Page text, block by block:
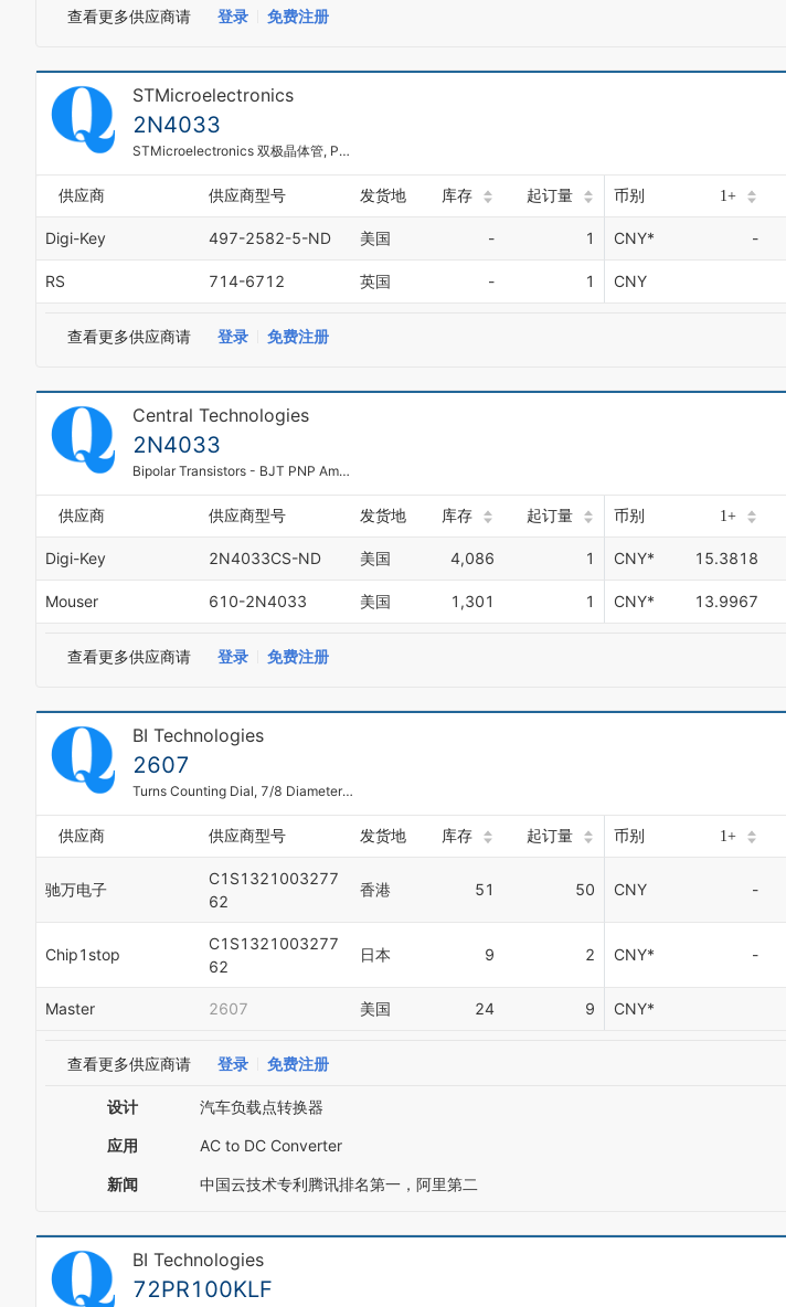
查看更多供应商请 登录 免费注册
STMicroelectronics
2N4033
STMicroelectronics 双极晶体管, PNP, 最大直流集电极电流 1 A, TO-39封装, 3引脚
供应商 供应商型号 发货地 库存 起订量 币别 1+
Digi-Key 497-2582-5-ND 美国 - 1 CNY* -
RS 714-6712 英国 - 1 CNY
查看更多供应商请 登录 免费注册
Central Technologies
2N4033
Bipolar Transistors - BJT PNP Ampl/Switch
供应商 供应商型号 发货地 库存 起订量 币别 1+
Digi-Key 2N4033CS-ND 美国 4,086 1 CNY* 15.3818
Mouser 610-2N4033 美国 1,301 1 CNY* 13.9967
查看更多供应商请 登录 免费注册
BI Technologies
2607
Turns Counting Dial, 7/8 Diameter Analog Turns Counting Dial
供应商 供应商型号 发货地 库存 起订量 币别 1+
驰万电子
C1S1321003277
62
香港 51 50 CNY -
Chip1stop
C1S1321003277
62
日本 9 2 CNY* -
Master 2607 美国 24 9 CNY*
查看更多供应商请 登录 免费注册
设计 汽车负载点转换器
应用 AC to DC Converter
新闻 中国云技术专利腾讯排名第一，阿里第二
BI Technologies
72PR100KLF